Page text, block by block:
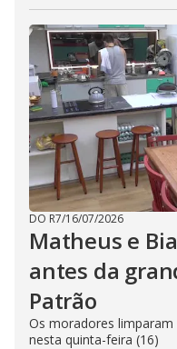
DO R7/16/07/2026
Matheus e
antes da
Patrão
Os moradores
nesta quinta-feira (16)